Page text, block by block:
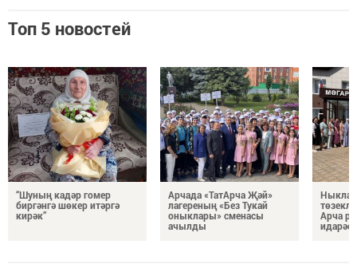
Топ 5 новостей
“Шуның кадәр гомер
биргәнгә шөкер итәргә
кирәк”
Арчада «ТатАрча Җәй»
лагереның «Без Тукай
оныклары» сменасы
ачылды
Ныклап
Арча